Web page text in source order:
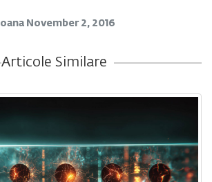
oana November 2, 2016
Articole Similare